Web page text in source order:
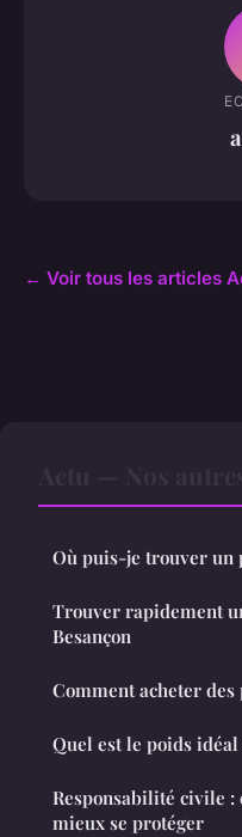
← Voir tous les articles
Où puis-je trouver un
Trouver rapidement
Besançon
Comment acheter des
Quel est le poids
Responsabilité civile
mieux se protéger